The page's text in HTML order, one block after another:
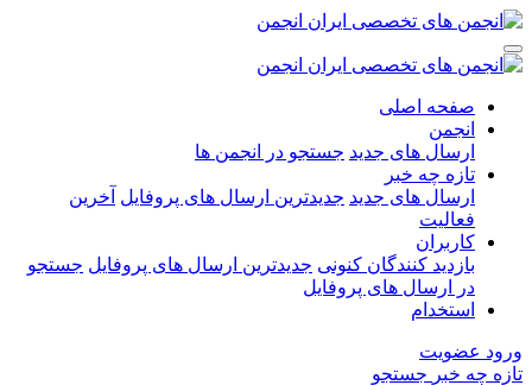
صفحه اصلی
انجمن
ارسال های جدید جستجو در انجمن ها
تازه چه خبر
ارسال های جدید جدیدترین ارسال های پروفایل آخرین
فعالیت
کاربران
بازدید کنندگان کنونی جدیدترین ارسال های پروفایل جستجو
در ارسال های پروفایل
استخدام
ورود عضویت
تازه چه خبر جستجو